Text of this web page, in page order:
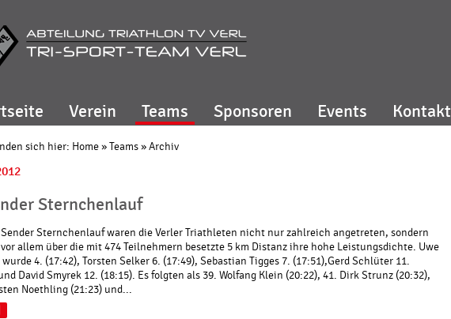
Verein Teams Sponsoren Events Kontakt
sich hier: Home»Teams»Archiv
Sternchenlauf
Sender Sternchenlauf waren die Verler Triathleten nicht nur zahlreich angetreten, sondern
allem über die mit 474 Teilnehmern besetzte 5 km Distanz ihre hohe Leistungsdichte. Uwe
4. (17:42), Torsten Selker 6. (17:49), Sebastian Tigges 7. (17:51),Gerd Schlüter 11.
David Smyrek 12. (18:15). Es folgten als 39. Wolfang Klein (20:22), 41. Dirk Strunz (20:32),
Noethling (21:23) und...